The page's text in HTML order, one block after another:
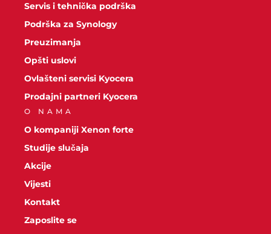
Servis i tehnička podrška
Podrška za Synology
Preuzimanja
Opšti uslovi
Ovlašteni servisi Kyocera
Prodajni partneri Kyocera
O NAMA
O kompaniji Xenon forte
Studije slučaja
Akcije
Vijesti
Kontakt
Zaposlite se